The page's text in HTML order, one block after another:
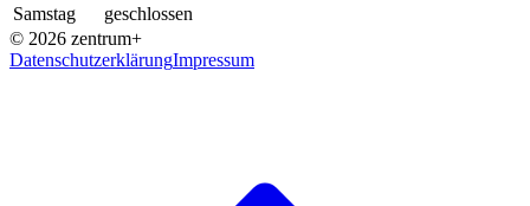
Samstag
geschlossen
© 2026 zentrum+
DatenschutzerklärungImpressum